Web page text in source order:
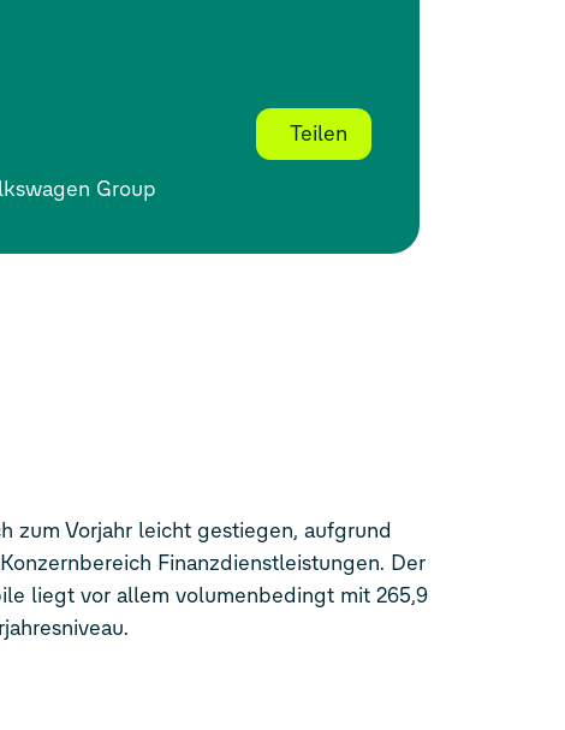
Group
Teilen
zum Vorjahr leicht gestiegen, aufgrund
Finanzdienstleistungen. Der
liegt vor allem volumenbedingt mit 265,9